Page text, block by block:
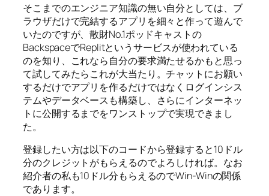
そこまでのエンジニア知識の無い自分としては、ブ
ラウザだけで完結するアプリを細々と作って遊んで
いたのですが、散財No.1ポッドキャストの
BackspaceでReplitというサービスが使われている
のを知り、これなら自分の要求満たせるかもと思っ
て試してみたらこれが大当たり。チャットにお願い
するだけでアプリを作るだけではなくログインシス
テムやデータベースも構築し、さらにインターネッ
トに公開するまでをワンストップで実現できまし
た。
登録したい方は以下のコードから登録すると10ドル
分のクレジットがもらえるのでよろしければ。なお
紹介者の私も10ドル分もらえるのでWin-Winの関係
であります。